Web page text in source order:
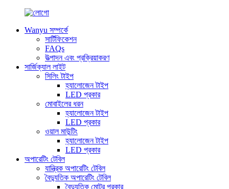
Wanyu সম্পর্কে
সার্টিফিকেশন
FAQs
উত্পাদন এবং প্রক্রিয়াকরণ
সার্জিক্যাল লাইট
সিলিং টাইপ
হ্যালোজেন টাইপ
LED প্রকার
মোবাইলের ধরন
হ্যালোজেন টাইপ
LED প্রকার
ওয়াল মাউন্টিং
হ্যালোজেন টাইপ
LED প্রকার
অপারেটিং টেবিল
যান্ত্রিক অপারেটিং টেবিল
বৈদ্যুতিক অপারেটিং টেবিল
বৈদ্যুতিক মোটর প্রকার